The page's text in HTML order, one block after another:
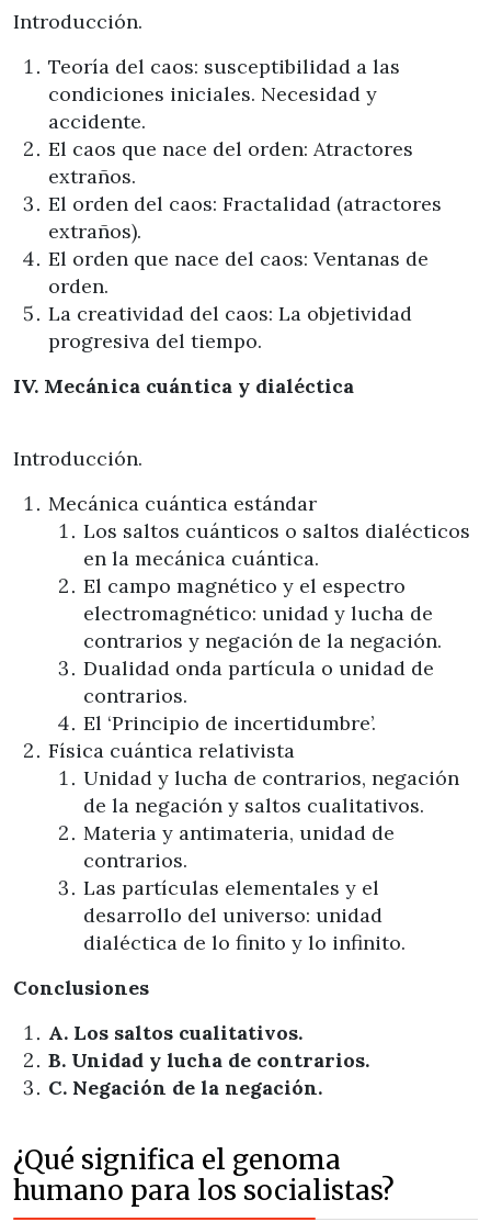
Introducción.
Teoría del caos: susceptibilidad a las
condiciones iniciales. Necesidad y
accidente.
El caos que nace del orden: Atractores
extraños.
El orden del caos: Fractalidad (atractores
extraños).
El orden que nace del caos: Ventanas de
orden.
La creatividad del caos: La objetividad
progresiva del tiempo.
IV. Mecánica cuántica y dialéctica
Introducción.
Mecánica cuántica estándar
Los saltos cuánticos o saltos dialécticos
en la mecánica cuántica.
El campo magnético y el espectro
electromagnético: unidad y lucha de
contrarios y negación de la negación.
Dualidad onda partícula o unidad de
contrarios.
El ‘Principio de incertidumbre’.
Física cuántica relativista
Unidad y lucha de contrarios, negación
de la negación y saltos cualitativos.
Materia y antimateria, unidad de
contrarios.
Las partículas elementales y el
desarrollo del universo: unidad
dialéctica de lo finito y lo infinito.
Conclusiones
A. Los saltos cualitativos.
B. Unidad y lucha de contrarios.
C. Negación de la negación.
¿Qué significa el genoma
humano para los socialistas?